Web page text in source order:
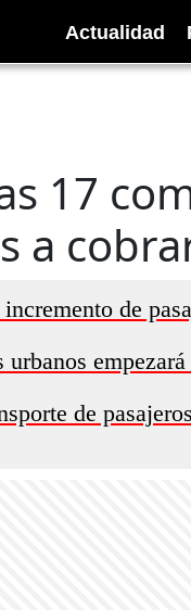
Actualidad
17
a
de
urbanos
de